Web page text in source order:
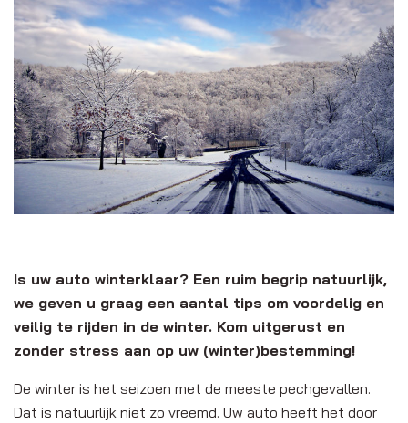
Is uw auto winterklaar? Een ruim begrip natuurlijk,
we geven u graag een aantal tips om voordelig en
veilig te rijden in de winter. Kom uitgerust en
zonder stress aan op uw (winter)bestemming!
De winter is het seizoen met de meeste pechgevallen.
Dat is natuurlijk niet zo vreemd. Uw auto heeft het door